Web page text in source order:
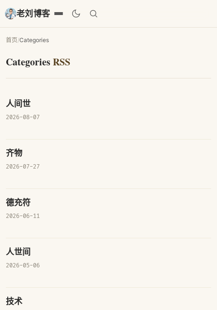
老刘博客
首页/Categories
CategoriesRSS
人间世
2026-08-07
齐物
2026-07-27
德充符
2026-06-11
人世间
2026-05-06
技术